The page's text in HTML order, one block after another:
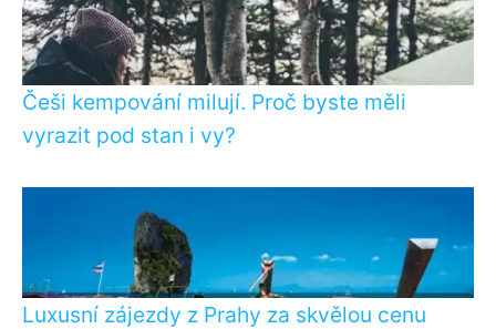
Češi kempování milují. Proč byste měli
vyrazit pod stan i vy?
Luxusní zájezdy z Prahy za skvělou cenu